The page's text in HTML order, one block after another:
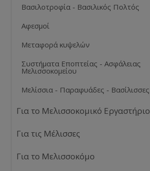
Βασιλοτροφία - Βασιλικός Πολτός
Αφεσμοί
Μεταφορά κυψελών
Συστήματα Εποπτείας - Ασφάλειας
Μελισσοκομείου
Μελίσσια - Παραφυάδες - Βασίλισσες
Για το Μελισσοκομικό Εργαστήριο
Για τις Μέλισσες
Για το Μελισσοκόμο